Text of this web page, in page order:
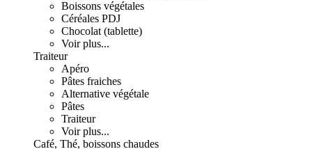
Boissons végétales
Céréales PDJ
Chocolat (tablette)
Voir plus...
Traiteur
Apéro
Pâtes fraiches
Alternative végétale
Pâtes
Traiteur
Voir plus...
Café, Thé, boissons chaudes